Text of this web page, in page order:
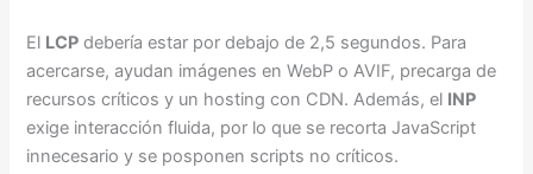
El LCP debería estar por debajo de 2,5 segundos. Para
acercarse, ayudan imágenes en WebP o AVIF, precarga de
recursos críticos y un hosting con CDN. Además, el INP
exige interacción fluida, por lo que se recorta JavaScript
innecesario y se posponen scripts no críticos.